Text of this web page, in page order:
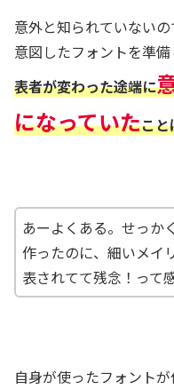
意外と知られていない
意図したフォントを準備
表者が変わった途端に
になっていたこと
あーよくある。せっか
作ったのに、細いメイ
表されてて残念！って
自身が使ったフォント